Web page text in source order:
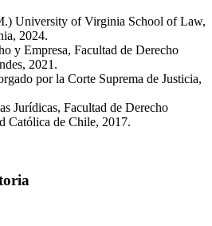
University of Virginia School of Law,
2024.
y Empresa, Facultad de Derecho
2021.
por la Corte Suprema de Justicia,
Jurídicas, Facultad de Derecho
Católica de Chile, 2017.